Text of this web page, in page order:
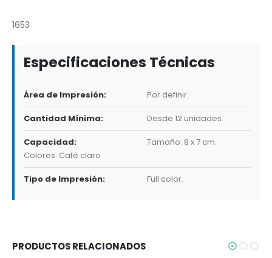
1653
Especificaciones Técnicas
Área de Impresión: Por definir.
Cantidad Mínima: Desde 12 unidades.
Capacidad:
Tamaño: 8 x 7 cm.
Colores: Café claro
Tipo de Impresión: Full color.
PRODUCTOS RELACIONADOS